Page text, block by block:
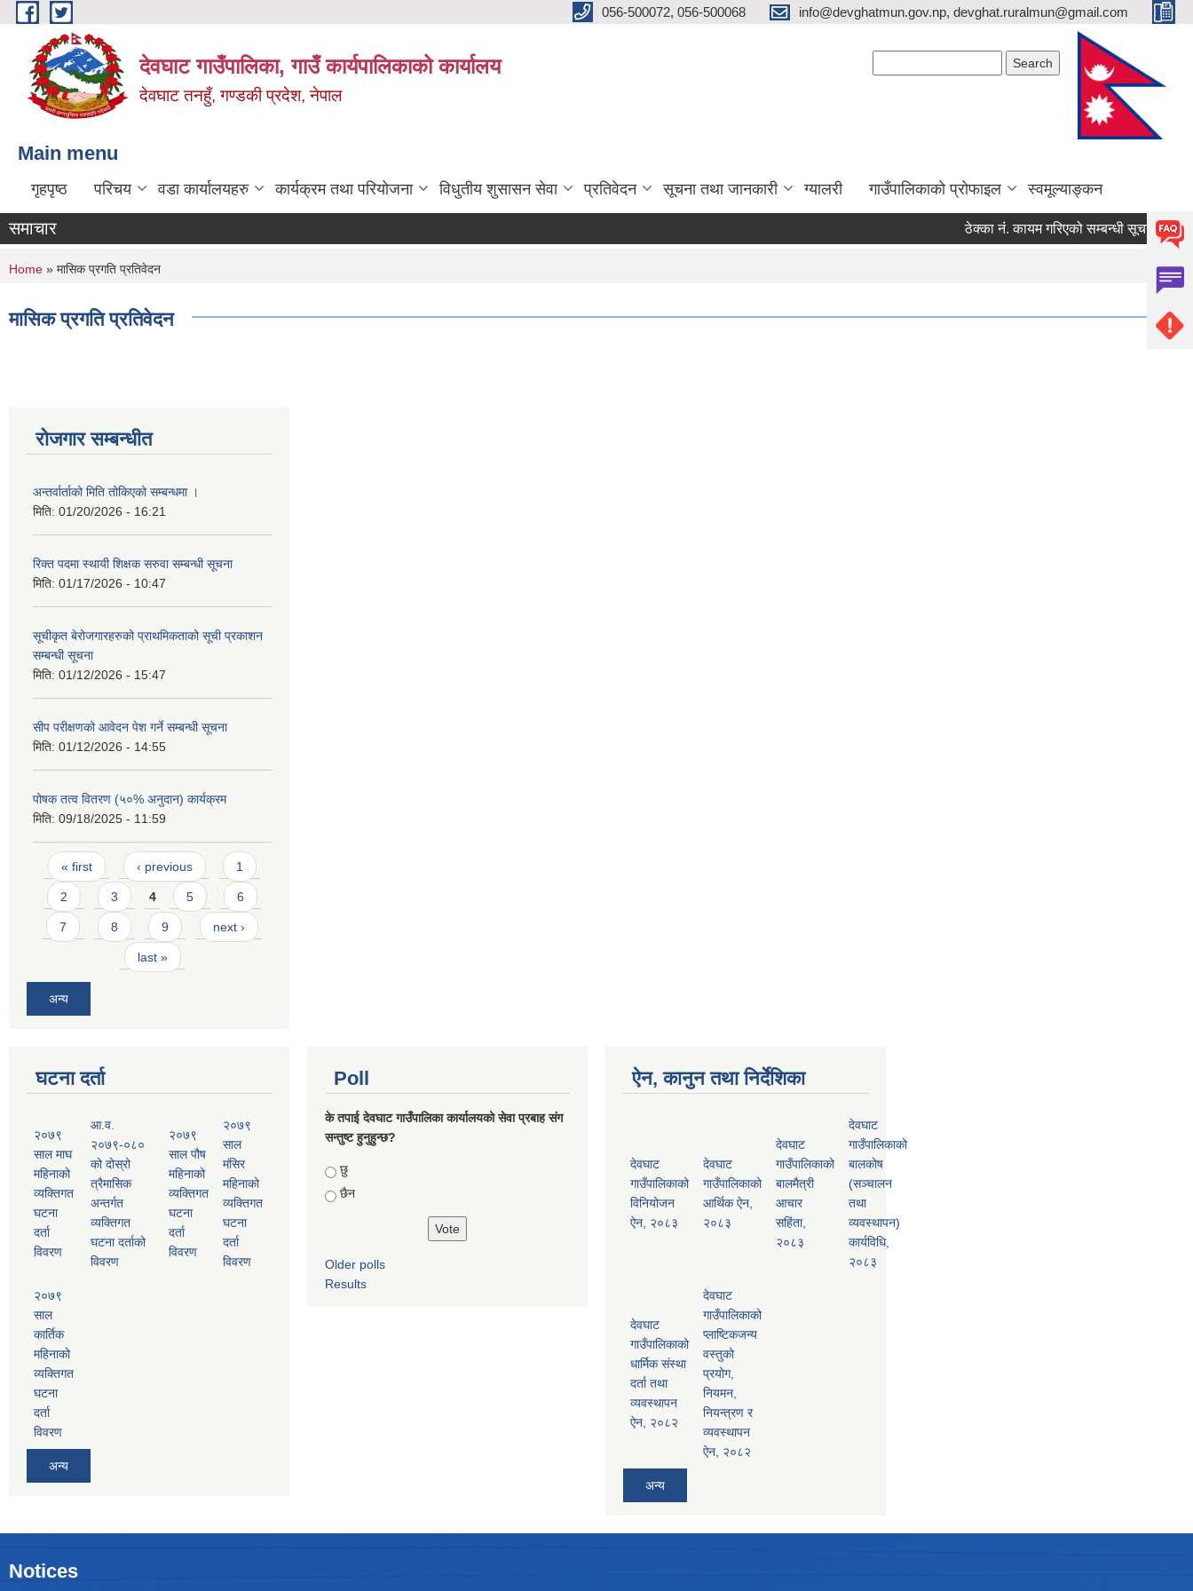
Skip to main content 056-500072, 056-500068 info@devghatmun.gov.np, devghat.ruralmun@gmail.com
देवघाट गाउँपालिका, गाउँ कार्यपालिकाको कार्यालय
देवघाट तनहुँ, गण्डकी प्रदेश, नेपाल
Main menu
गृहपृष्ठ परिचय वडा कार्यालयहरु कार्यक्रम तथा परियोजना विधुतीय शुसासन सेवा प्रतिवेदन सूचना तथा जानकारी ग्यालरी गाउँपालिकाको प्रोफाइल स्वमूल्याङ्कन
समाचार ठेक्का नंं. कायम गरिएको सम्बन्धी सूचना !
You are here
Home » मासिक प्रगति प्रतिवेदन
मासिक प्रगति प्रतिवेदन
रोजगार सम्बन्धीत
अन्तर्वार्ताको मिति तोकिएको सम्बन्धमा ।
मिति: 01/20/2026 - 16:21
रिक्त पदमा स्थायी शिक्षक सरुवा सम्बन्धी सूचना
मिति: 01/17/2026 - 10:47
सूचीकृत बेरोजगारहरुको प्राथमिकताको सूची प्रकाशन
सम्बन्धी सूचना
मिति: 01/12/2026 - 15:47
सीप परीक्षणको आवेदन पेश गर्ने सम्बन्धी सूचना
मिति: 01/12/2026 - 14:55
पोषक तत्व वितरण (५०% अनुदान) कार्यक्रम
मिति: 09/18/2025 - 11:59
Pages
« first ‹ previous 1
2 3 4 5 6
7 8 9 next ›
last »
अन्य
घटना दर्ता
२०७९
साल माघ
महिनाको
व्यक्तिगत
घटना
दर्ता
विवरण
आ.व.
२०७९-०८०
को दोस्रो
त्रैमासिक
अन्तर्गत
व्यक्तिगत
घटना दर्ताको
विवरण
२०७९
साल पौष
महिनाको
व्यक्तिगत
घटना
दर्ता
विवरण
२०७९
साल
मंसिर
महिनाको
व्यक्तिगत
घटना
दर्ता
विवरण
२०७९
साल
कार्तिक
महिनाको
व्यक्तिगत
घटना
दर्ता
विवरण
अन्य
Poll
के तपाई देवघाट गाउँपालिका कार्यालयको सेवा प्रबाह संग
सन्तुष्ट हुनुहुन्छ?
Choices
छु
छैन
Older polls
Results
ऐन, कानुन तथा निर्देशिका
देवघाट
गाउँपालिकाको
विनियोजन
ऐन, २०८३
देवघाट
गाउँपालिकाको
आर्थिक ऐन,
२०८३
देवघाट
गाउँपालिकाको
बालमैत्री
आचार
सहिंता,
२०८३
देवघाट
गाउँपालिकाको
बालकोष
(सञ्चालन
तथा
व्यवस्थापन)
कार्यविधि,
२०८३
देवघाट
गाउँपालिकाको
धार्मिक संस्था
दर्ता तथा
व्यवस्थापन
ऐन, २०८२
देवघाट
गाउँपालिकाको
प्लाष्टिकजन्य
वस्तुको
प्रयोग,
नियमन,
नियन्त्रण र
व्यवस्थापन
ऐन, २०८२
अन्य
Notices